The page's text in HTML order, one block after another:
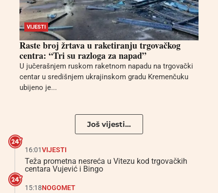
VIJESTI
Raste broj žrtava u raketiranju trgovačkog
centra: “Tri su razloga za napad”
U jučerašnjem ruskom raketnom napadu na trgovački
centar u središnjem ukrajinskom gradu Kremenčuku
ubijeno je...
Još vijesti...
16:01VIJESTI
Teža prometna nesreća u Vitezu kod trgovačkih
centara Vujević i Bingo
15:18NOGOMET